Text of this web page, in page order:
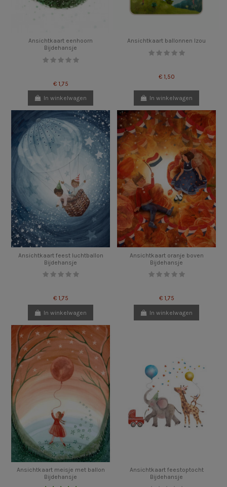
Ansichtkaart eenhoorn
Bijdehansje
€ 1,75
In winkelwagen
Ansichtkaart ballonnen Izou
€ 1,50
In winkelwagen
Ansichtkaart feest luchtballon
Bijdehansje
€ 1,75
In winkelwagen
Ansichtkaart oranje boven
Bijdehansje
€ 1,75
In winkelwagen
Ansichtkaart meisje met ballon
Bijdehansje
Ansichtkaart feestoptocht
Bijdehansje